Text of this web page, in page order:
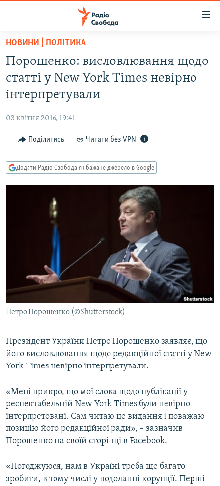
Перейти
основного
матеріалу
Перейти
до
основної
Перейти
до
пошуку
ВСЕ ЗА ДОБУ
СУСПІЛЬСТВО
РОСІЙСЬКА «ФІЛЬТРАЦІЯ»
ДОНБАС.РЕАЛІЇ
ТИ ЯК?
КИТАЙ.ВИКЛИКИ
МУЛЬТИМЕДІА
СПЕЦПРОЄКТИ
ПОДКАСТИ
КРИМ РЕАЛІЇ
УКР
КТАТ
НОВИНИ | ПОЛІТИКА
Порошенко: висловлювання щодо
статті у New York Times невірно
інтерпретували
03 квітня 2016, 19:41
Поділитись Читати без VPN
Додати Радіо Свобода як бажане джерело в Google
Петро Порошенко (©Shutterstock)
Президент України Петро Порошенко заявляє, що
його висловлювання щодо редакційної статті у New
York Times невірно інтерпретували.
«Мені прикро, що мої слова щодо публікації у
респектабельній New York Times були невірно
інтерпретовані. Сам читаю це видання і поважаю
позицію його редакційної ради», – зазначив
Порошенко на своїй сторінці в Facebook.
«Погоджуюся, нам в Україні треба ще багато
зробити, в тому числі у подоланні корупції. Перші